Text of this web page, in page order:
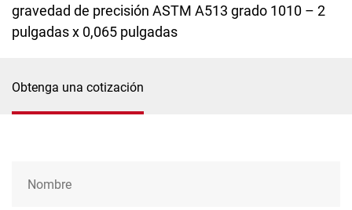
gravedad de precisión ASTM A513 grado 1010 – 2
pulgadas x 0,065 pulgadas
Obtenga una cotización